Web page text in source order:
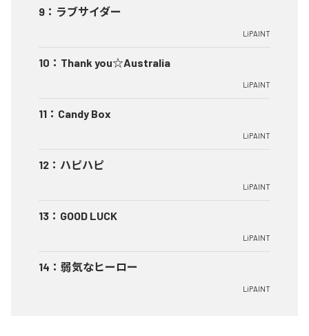
9 ： ラブサイダー
LiPAINT
10 ： Thank you☆Australia
LiPAINT
11 ： Candy Box
LiPAINT
12 ： ハピハピ
LiPAINT
13 ： GOOD LUCK
LiPAINT
14 ： 弱気なヒーロー
LiPAINT